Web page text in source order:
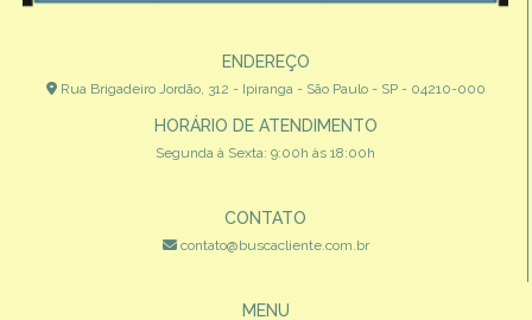
ENDEREÇO
Rua Brigadeiro Jordão, 312 - Ipiranga - São Paulo - SP - 04210-000
HORÁRIO DE ATENDIMENTO
Segunda à Sexta: 9:00h às 18:00h
CONTATO
contato@buscacliente.com.br
MENU